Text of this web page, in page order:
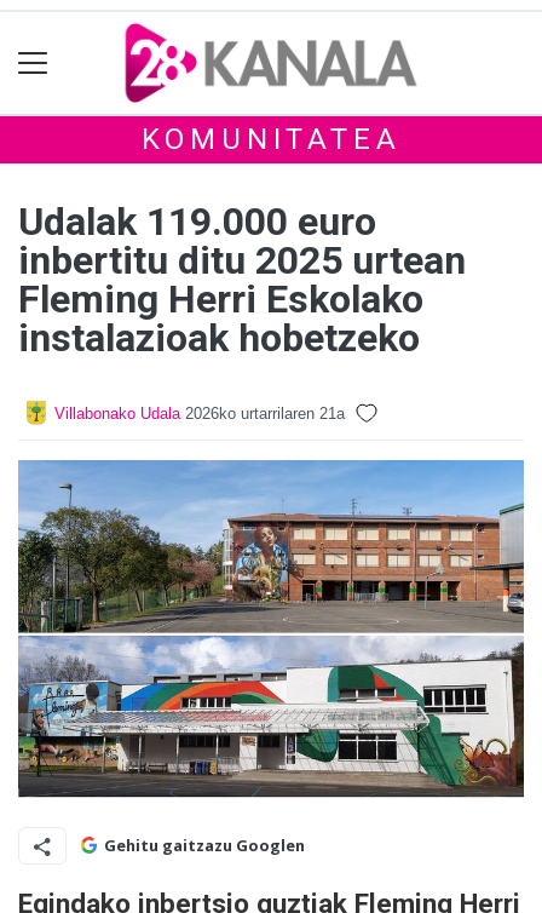
KOMUNITATEA
Udalak 119.000 euro
inbertitu ditu 2025 urtean
Fleming Herri Eskolako
instalazioak hobetzeko
Villabonako Udala 2026ko urtarrilaren 21a
Gehitu gaitzazu Googlen
Egindako inbertsio guztiak Fleming Herri